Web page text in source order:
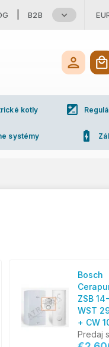
B2B
kotly iso
systémy battery_charging_full
Bosch
ZSB
WST
+ CW
Predaj